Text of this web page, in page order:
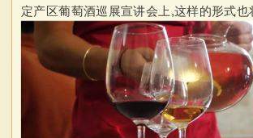
定产区葡萄酒巡展宣讲会上,这样的形式也